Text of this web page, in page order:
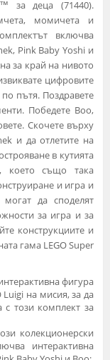
за деца (71440).
момичета и
включва
Pink Baby Yoshi и
за край на нивото
цифровите
пътя. Поздравете
Победете Boo,
Скочете върху
и да отлетите на
в кутията
което също така
и игра и
да споделят
за игра и за
конструкциите и
гама LEGO Super
фигура
Luigi на мисия, за да
с този комплект за
колекционерски
интерактивна